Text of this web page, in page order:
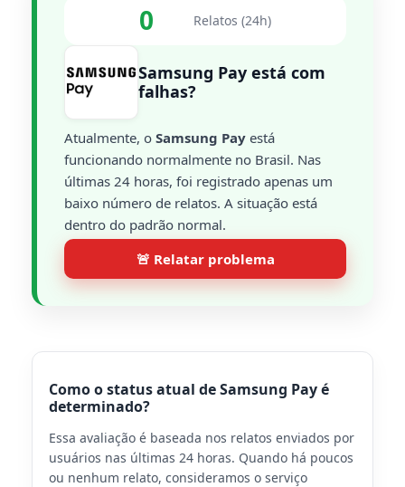
0 Relatos (24h)
Samsung Pay está com
falhas?
Atualmente, o Samsung Pay está
funcionando normalmente no Brasil. Nas
últimas 24 horas, foi registrado apenas um
baixo número de relatos. A situação está
dentro do padrão normal.
🚨 Relatar problema
Como o status atual de Samsung Pay é
determinado?
Essa avaliação é baseada nos relatos enviados por
usuários nas últimas 24 horas. Quando há poucos
ou nenhum relato, consideramos o serviço